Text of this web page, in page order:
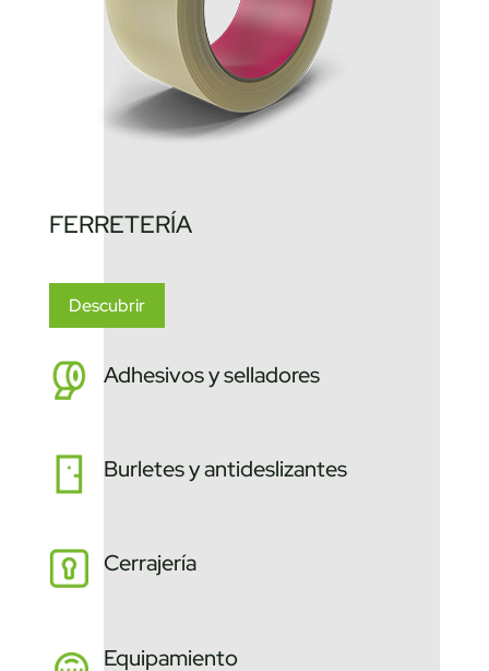
FERRETERÍA
Descubrir
Adhesivos y selladores
Burletes y antideslizantes
Cerrajería
Equipamiento